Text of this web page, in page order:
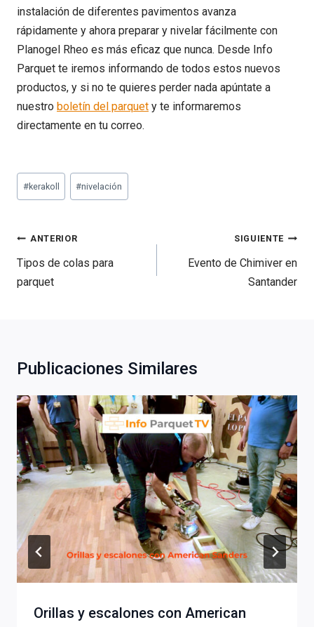
instalación de diferentes pavimentos avanza
rápidamente y ahora preparar y nivelar fácilmente con
Planogel Rheo es más eficaz que nunca. Desde Info
Parquet te iremos informando de todos estos nuevos
productos, y si no te quieres perder nada apúntate a
nuestro boletín del parquet y te informaremos
directamente en tu correo.
Etiquetas
de
entrada:
#kerakoll #nivelación
Navegación
de
entradas
ANTERIOR
Tipos de colas para
parquet
SIGUIENTE
Evento de Chimiver en
Santander
Publicaciones Similares
Orillas y escalones con American